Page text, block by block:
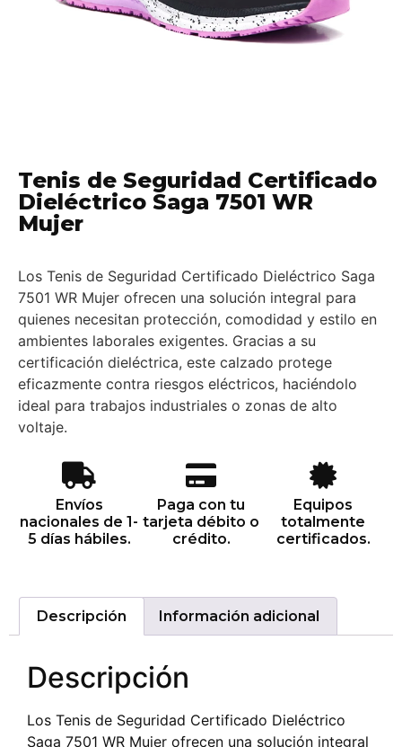
Tenis de Seguridad Certificado
Dieléctrico Saga 7501 WR
Mujer
Los Tenis de Seguridad Certificado Dieléctrico Saga
7501 WR Mujer ofrecen una solución integral para
quienes necesitan protección, comodidad y estilo en
ambientes laborales exigentes. Gracias a su
certificación dieléctrica, este calzado protege
eficazmente contra riesgos eléctricos, haciéndolo
ideal para trabajos industriales o zonas de alto
voltaje.
Envíos
nacionales de 1-
5 días hábiles.
Paga con tu
tarjeta débito o
crédito.
Equipos
totalmente
certificados.
Descripción Información adicional
Descripción
Los Tenis de Seguridad Certificado Dieléctrico
Saga 7501 WR Mujer ofrecen una solución integral